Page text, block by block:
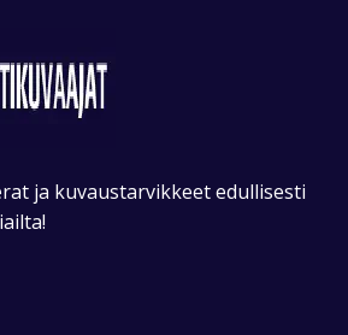
ja kuvaustarvikkeet edullisesti